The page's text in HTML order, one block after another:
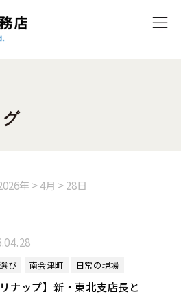
年>4月 >28日
び 南会津町 日常の現場
リナップ】新・東北支店長と